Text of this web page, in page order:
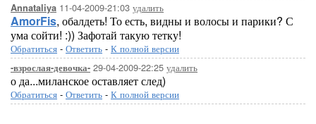
Annataliya 11-04-2009-21:03 удалить
AmorFis, обалдеть! То есть, видны и волосы и парики? С
ума сойти! :)) Зафотай такую тетку!
Обратиться - Ответить - К полной версии
-взрослая-девочка- 29-04-2009-22:25 удалить
о да...миланское оставляет след)
Обратиться - Ответить - К полной версии